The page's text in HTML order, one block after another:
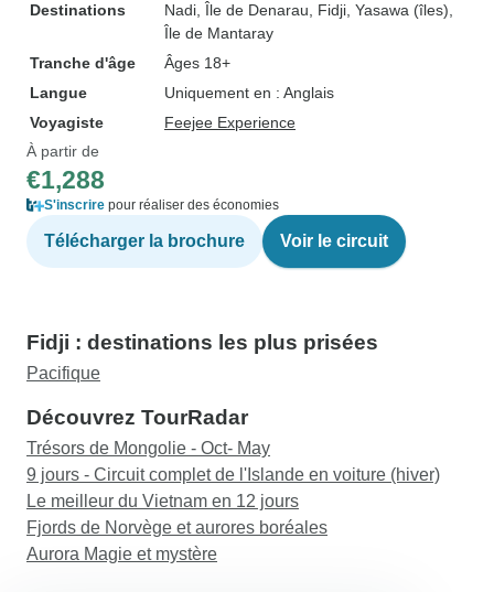
Destinations
Nadi , Île de Denarau , Fidji , Yasawa (îles)
Île de Mantaray
Tranche d'âge
Âges 18+
Langue
Uniquement en : Anglais
Voyagiste
Feejee Experience
À partir de
€1,288
S'inscrire pour réaliser des économies
Télécharger la brochure Voir le circuit
Fidji : destinations les plus prisées
Pacifique
Découvrez TourRadar
Trésors de Mongolie - Oct- May
9 jours - Circuit complet de l'Islande en voiture (hiver)
Le meilleur du Vietnam en 12 jours
Fjords de Norvège et aurores boréales
Aurora Magie et mystère